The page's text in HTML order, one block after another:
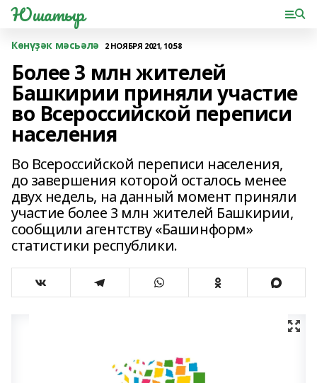
Юшатыр
Көнүҙәк мәсьәлә 2 НОЯБРЯ 2021, 10:58
Более 3 млн жителей
Башкирии приняли участие
во Всероссийской переписи
населения
Во Всероссийской переписи населения,
до завершения которой осталось менее
двух недель, на данный момент приняли
участие более 3 млн жителей Башкирии,
сообщили агентству «Башинформ»
статистики республики.